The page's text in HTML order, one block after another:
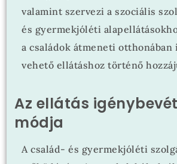
valamint szervezi a szociális
és gyermekjóléti
a családok átmeneti otthonában
vehető ellátáshoz történő
Az ellátás
módja
A család- és gyermekjóléti